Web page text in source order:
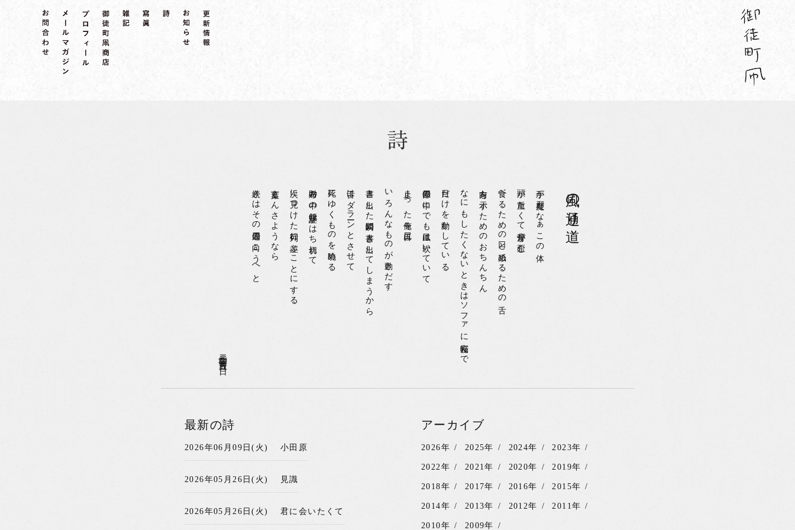
風の通り道
手が邪魔だなぁこの体
頭が重たくて背骨が歪む
食べるための口と舐めるための舌
方向を示すためのおちんちん
なにもしたくないときはソファに寝転んで
目だけを動かしている
部屋の中にでも風は吹いていて
止まった俺を尻目に
いろんなものが動きだす
書き出した瞬間に書き出してしまうから
舌はダラーンとさせて
死にゆくものを眺める
財布の中の領収証がはち切れて
次に見つけた行列に並ぶことにする
言葉くんさようなら
続きはその退屈の向こうへと
二〇二〇年〇三月一五日(日)
最新の詩
2026年06月09日(火) 小田原
2026年05月26日(火) 見識
2026年05月26日(火) 君に会いたくて
アーカイブ
2026年 2025年 2024年 2023年
2022年 2021年 2020年 2019年
2018年 2017年 2016年 2015年
2014年 2013年 2012年 2011年
2010年 2009年